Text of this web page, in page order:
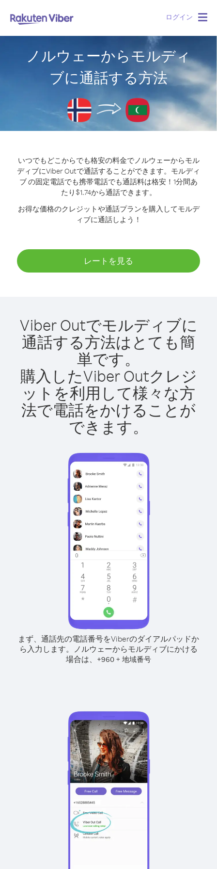
ログイン
ノルウェーからモルディ
ブに通話する方法
いつでもどこからでも格安の料金でノルウェーからモル
ディブにViber Outで通話することができます。 モルディ
ブ の固定電話でも携帯電話でも通話料は格安！1分間あ
たり$1.74から通話できます。
お得な価格のクレジットや通話プランを購入してモルデ
ィブに通話しよう！
レートを見る
Viber Outでモルディブに
通話する方法はとても簡
単です。
購入したViber Outクレジ
ットを利用して様々な方
法で電話をかけることが
できます。
まず、通話先の電話番号をViberのダイアルパッドか
ら入力します。
ノルウェーからモルディブにかける
場合は、 +960 + 地域番号